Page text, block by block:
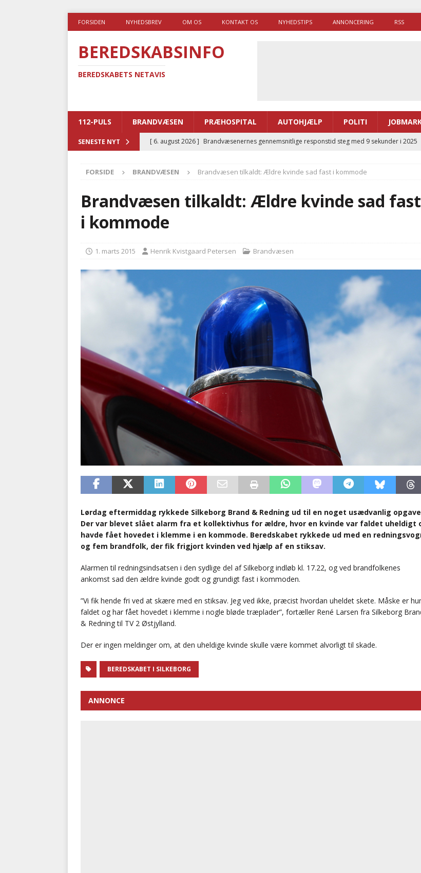
FORSIDEN NYHEDSBREV OM OS KONTAKT OS NYHEDSTIPS ANNONCERING RSS
BEREDSKABSINFO
BEREDSKABETS NETAVIS
112-PULS BRANDVÆSEN PRÆHOSPITAL AUTOHJÆLP POLITI
SENESTE NYT [ 6. august 2026 ] Brandvæsenernes gennemsnitlige responstid steg med 9 sekunder i 2025
[ 5. august 2026 ] Advarer: Udløb af sygetransporttilladelser kan sende 400.000 kørsler over
i det offentlige
PRÆHOSPITAL
[ 4. august 2026 ]
FORSIDE BRANDVÆSEN Brandvæsen tilkaldt: Ældre kvinde sad fast i kommode
Brandvæsen tilkaldt: Ældre kvinde sad fast
i kommode
1. marts 2015 Henrik Kvistgaard Petersen Brandvæsen
Lørdag eftermiddag rykkede Silkeborg Brand & Redning ud til en noget usædvanlig
Der var blevet slået alarm fra et kollektivhus for ældre, hvor en kvinde var faldet uheldigt
havde fået hovedet i klemme i en kommode. Beredskabet rykkede ud med en
og fem brandfolk, der fik frigjort kvinden ved hjælp af en stiksav.
Alarmen til redningsindsatsen i den sydlige del af Silkeborg indløb kl. 17.22, og ved brandfolkenes
ankomst sad den ældre kvinde godt og grundigt fast i kommoden.
”Vi fik hende fri ved at skære med en stiksav. Jeg ved ikke, præcist hvordan uheldet skete. Måske er
faldet og har fået hovedet i klemme i nogle bløde træplader”, fortæller René Larsen fra Silkeborg
& Redning til TV 2 Østjylland.
Der er ingen meldinger om, at den uheldige kvinde skulle være kommet alvorligt til skade.
BEREDSKABET I SILKEBORG
ANNONCE